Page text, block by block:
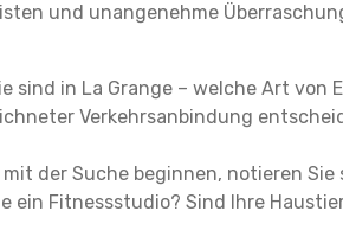
und unangenehme
sind in La Grange – welche Art
Verkehrsanbindung
mit der Suche beginnen, notieren
ein Fitnessstudio? Sind Ihre